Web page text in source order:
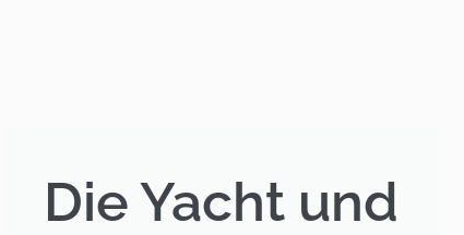
Die Yacht und